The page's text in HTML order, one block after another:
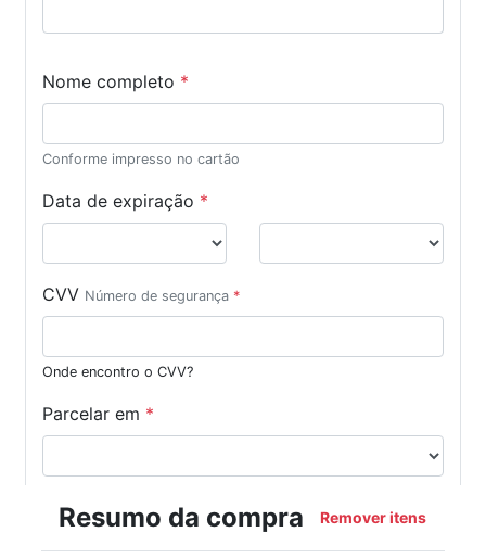
Nome completo *
Conforme impresso no cartão
Data de expiração *
CVV Número de segurança *
Onde encontro o CVV?
Parcelar em *
Resumo da compra Remover itens